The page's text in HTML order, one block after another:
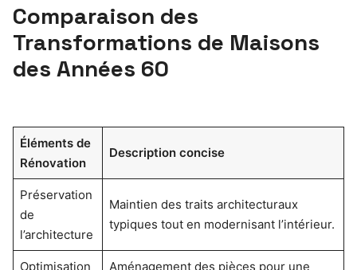
Comparaison des
Transformations de Maisons
des Années 60
Éléments de
Rénovation
Description concise
Préservation
de
l’architecture
Maintien des traits architecturaux
typiques tout en modernisant l’intérieur.
Optimisation Aménagement des pièces pour une